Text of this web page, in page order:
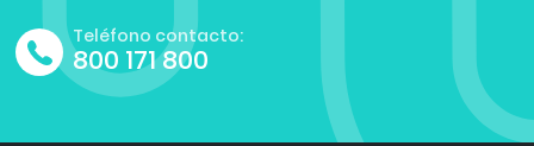
Teléfono contacto:
800 171 800